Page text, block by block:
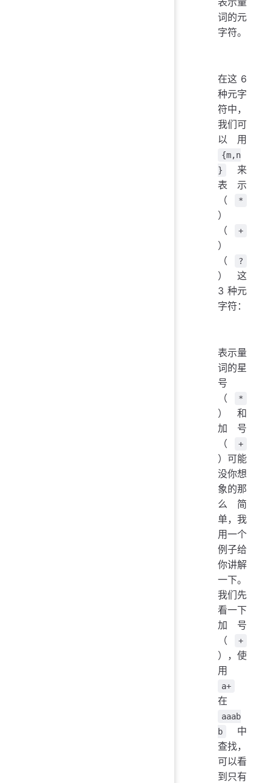
词的元
字符。
在这 6
种元字
符中，
我们可
以用
{m,n
}
来
表示
（
*
）
（
+
）
（
?
） 这
3 种元
字符：
表示量
词的星
号
（
*
）和
加号
（
+
）可能
没你想
象的那
么简
单，我
用一个
例子给
你讲解
一下。
我们先
看一下
加号
（
+
），使
用
a+
在
aaab
b
中
查找，
可以看
到只有